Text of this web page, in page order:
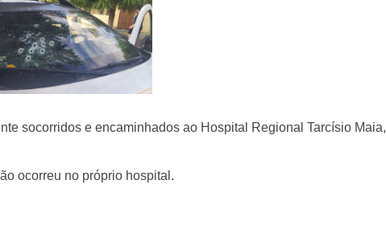
socorridos e encaminhados ao Hospital Regional Tarcísio Maia,
ocorreu no próprio hospital.